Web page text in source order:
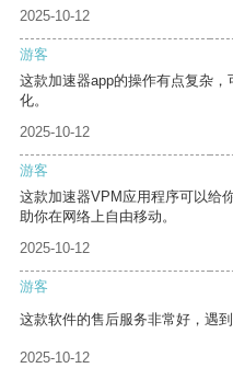
2025-10-12
游客
这款加速器app的操作有点复杂
化。
2025-10-12
游客
这款加速器VPM应用程序可以给
助你在网络上自由移动。
2025-10-12
游客
这款软件的售后服务非常好，遇
2025-10-12